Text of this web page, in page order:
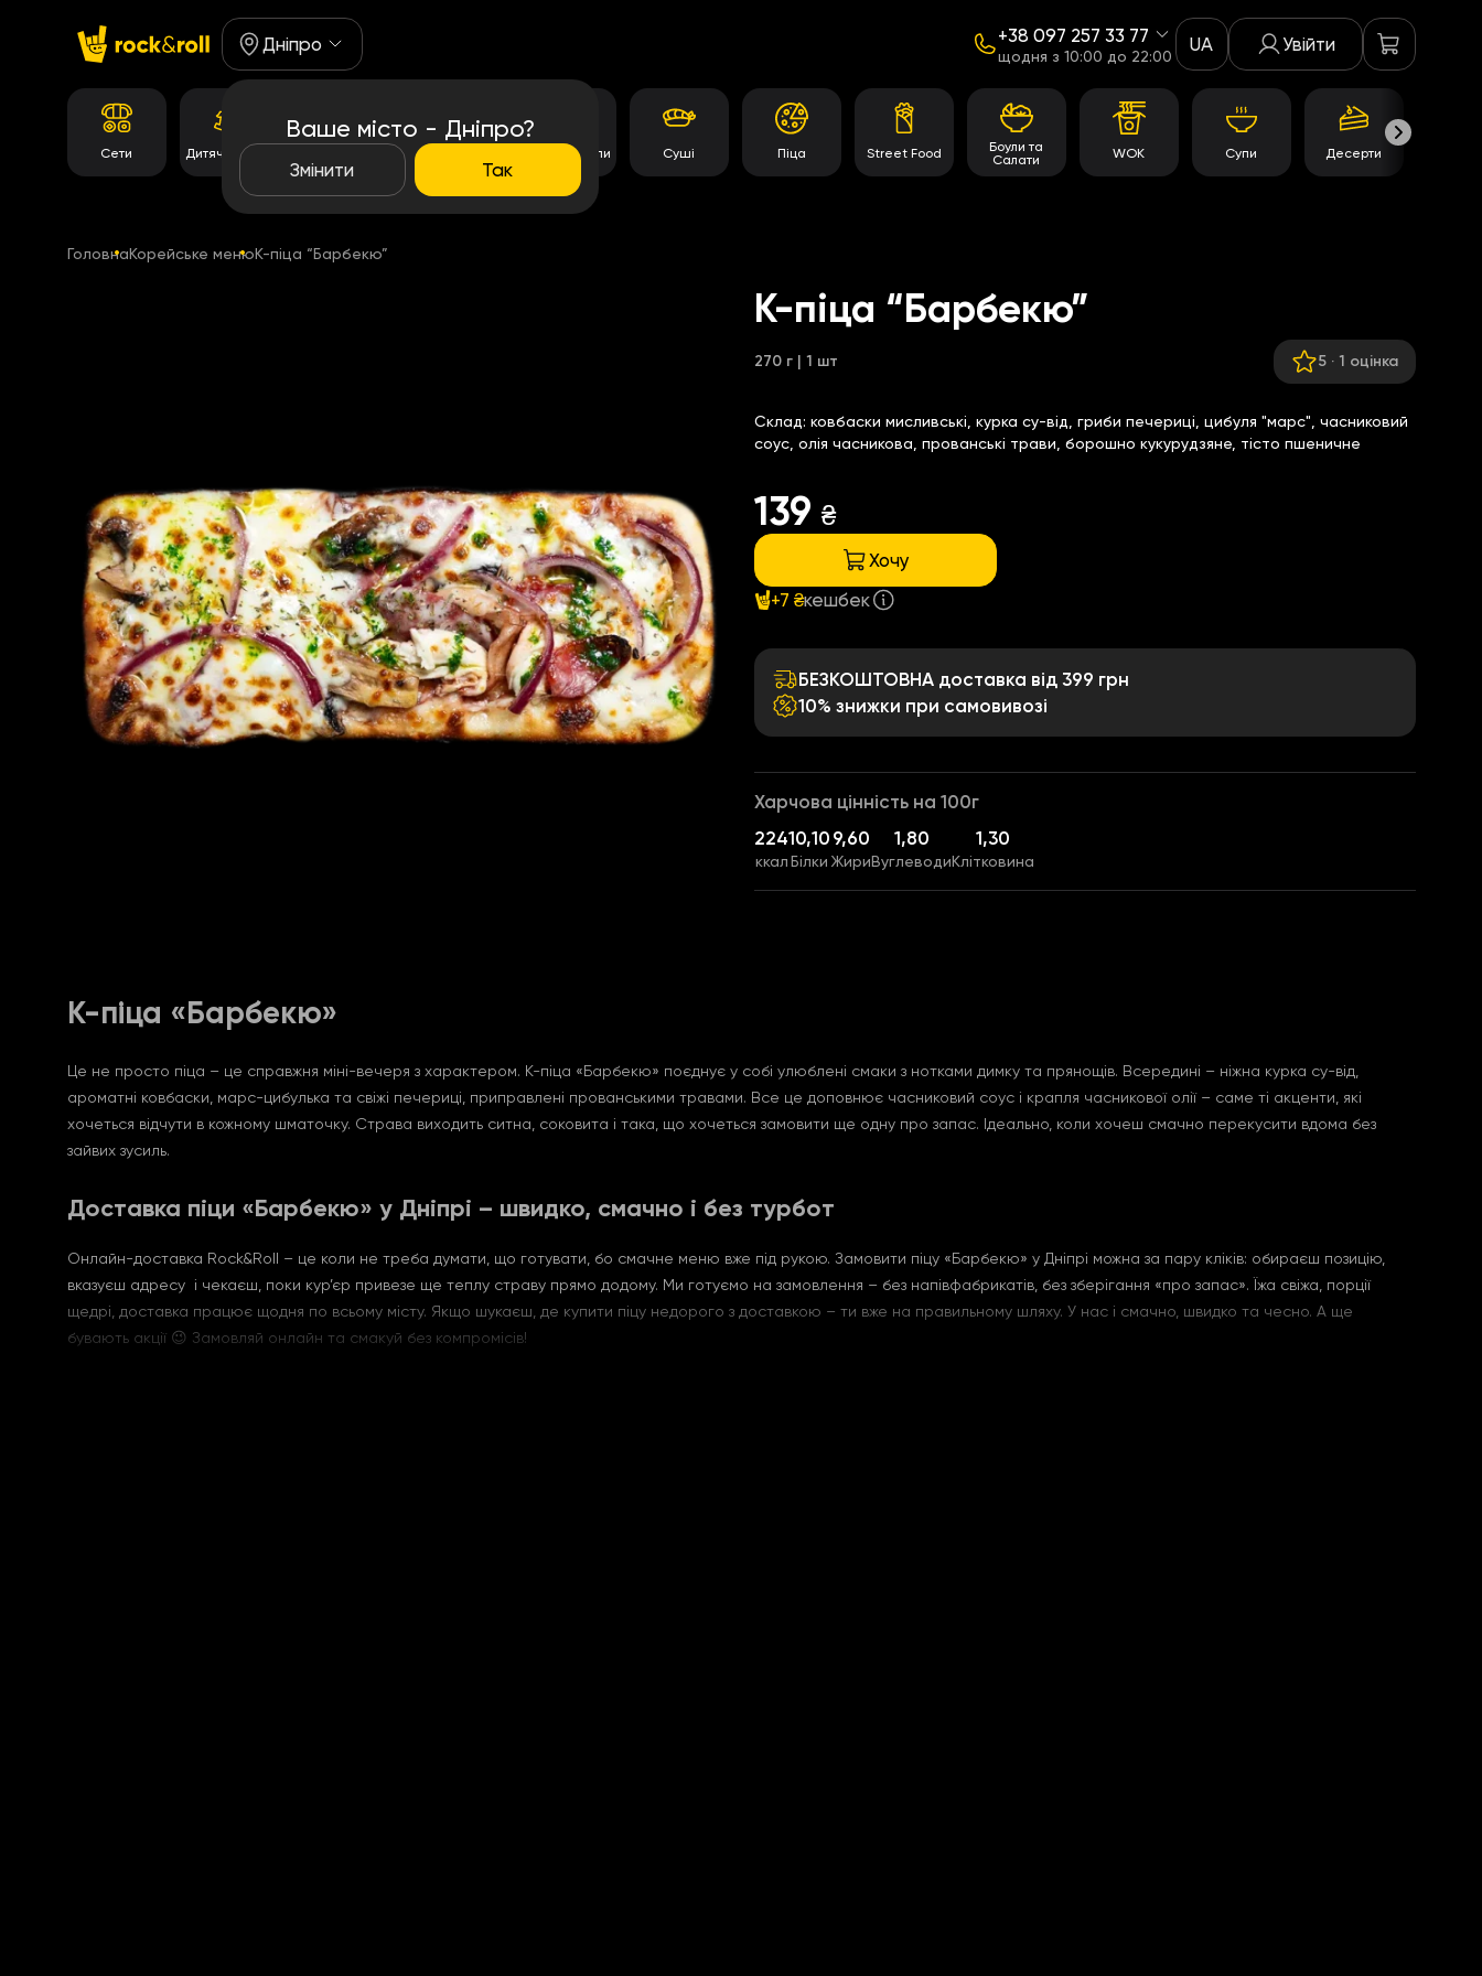
Дніпро
Ваше місто - Дніпро?
Змінити Так
+38 097 257 33 77
щодня з 10:00 до 22:00
UA Увійти
Сети Дитяче Меню
Корейське
Темпура роли Суші Піца Street Food
Боули та
Салати
WOK Супи Десерти
ГоловнаКорейське менюК-піца “Барбекю”
К-піца “Барбекю”
270 г | 1 шт 5· 1 оцінка
Склад: ковбаски мисливські, курка су-від, гриби печериці, цибуля "марс", часниковий
соус, олія часникова, прованські трави, борошно кукурудзяне, тісто пшеничне
139 ₴
Хочу
+7 ₴кешбек
БЕЗКОШТОВНА доставка від 399 грн
10% знижки при самовивозі
Харчова цінність на 100г
ккал
224
Білки
10,10
Жири
9,60
Вуглеводи
1,80
Клітковина
1,30
К-піца «Барбекю»
Це не просто піца – це справжня міні-вечеря з характером. К-піца «Барбекю» поєднує у собі улюблені смаки з нотками димку та прянощів. Всередині – ніжна курка су-від,
ароматні ковбаски, марс-цибулька та свіжі печериці, приправлені прованськими травами. Все це доповнює часниковий соус і крапля часникової олії – саме ті акценти, які
хочеться відчути в кожному шматочку. Страва виходить ситна, соковита і така, що хочеться замовити ще одну про запас. Ідеально, коли хочеш смачно перекусити вдома без
зайвих зусиль.
Доставка піци «Барбекю» у Дніпрі – швидко, смачно і без турбот
Онлайн-доставка Rock&Roll – це коли не треба думати, що готувати, бо смачне меню вже під рукою. Замовити піцу «Барбекю» у Дніпрі можна за пару кліків: обираєш позицію,
вказуєш адресу і чекаєш, поки кур’єр привезе ще теплу страву прямо додому. Ми готуємо на замовлення – без напівфабрикатів, без зберігання «про запас». Їжа свіжа, порції
щедрі, доставка працює щодня по всьому місту. Якщо шукаєш, де купити піцу недорого з доставкою – ти вже на правильному шляху. У нас і смачно, швидко та чесно. А ще
бувають акції 😉 Замовляй онлайн та смакуй без компромісів!